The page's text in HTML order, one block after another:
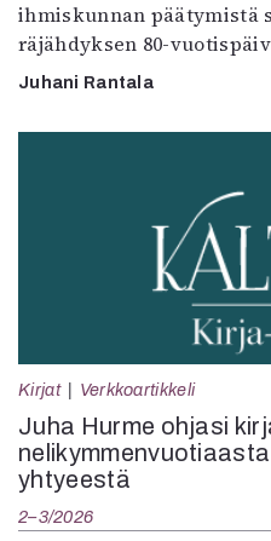
ihmiskunnan päätymistä
räjähdyksen 80-
Juhani Rantala
Kirjat Verkkoartikkeli
Juha Hurme ohjasi
yhtyeestä
2–3/2026